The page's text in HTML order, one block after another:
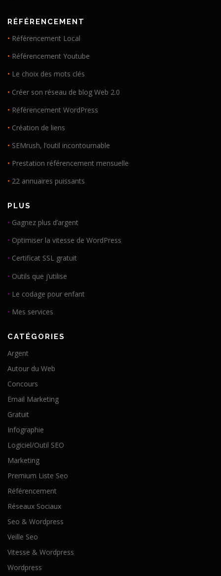
RÉFÉRENCEMENT
• Référencement Local
• Référencement Youtube
• Le choix des mots clés
• Créer son réseau de blog Web 2.0
• Référencement WordPress
• Création de liens
• SEMrush, l’outil incontournable
• Prestation référencement mensuelle
• 22 annuaires puissants
PLUS
• Gagnez plus d’argent
• Optimiser la vitesse de WordPress
• Certificat SSL gratuit
• Outils que j’utilise
• Le codage pour enfant
• Mes services
CATÉGORIES
Argent
Autour du Web
Concours
Email Marketing
Gratuit
Infographie
Logiciel/Outil SEO
Marketing
Premium Liste Seo
Référencement
Réseaux Sociaux
Seo & Wordpress
Veille Seo
Vitesse & Wordpress
Wordpress